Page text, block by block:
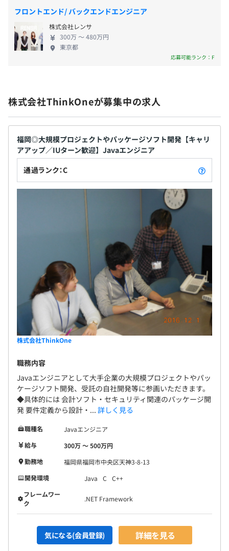
無期雇用
フロントエンド/ バックエンドエンジニア
株式会社レンサ
300万 〜 480万円
東京都
応募可能ランク：F
株式会社ThinkOneが募集中の求人
福岡◎大規模プロジェクトやパッケージソフト開発【キャリ
アアップ／IUターン歓迎】Javaエンジニア
通過ランク：C
株式会社ThinkOne
職務内容
Javaエンジニアとして大手企業の大規模プロジェクトやパッ
ケージソフト開発、受託の自社開発等に参画いただきます。
◆具体的には 会計ソフト・セキュリティ関連のパッケージ開
発 要件定義から設計・... 詳しく見る
職種名
Javaエンジニア
給与
300万 〜 500万円
勤務地
福岡県福岡市中央区天神3-8-13
開発環境
Java C
C++
フレームワー
ク
.NET Framework
気になる(会員登録) 詳細を見る